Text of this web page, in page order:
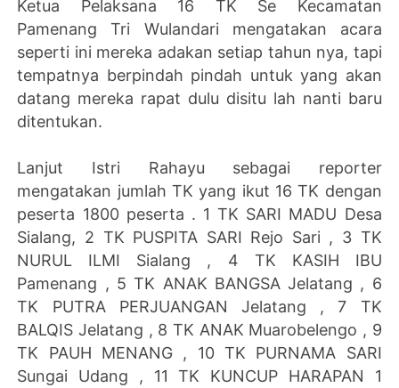
Ketua Pelaksana 16 TK Se Kecamatan
Pamenang Tri Wulandari mengatakan acara
seperti ini mereka adakan setiap tahun nya, tapi
tempatnya berpindah pindah untuk yang akan
datang mereka rapat dulu disitu lah nanti baru
ditentukan.
Lanjut Istri Rahayu sebagai reporter
mengatakan jumlah TK yang ikut 16 TK dengan
peserta 1800 peserta . 1 TK SARI MADU Desa
Sialang, 2 TK PUSPITA SARI Rejo Sari , 3 TK
NURUL ILMI Sialang , 4 TK KASIH IBU
Pamenang , 5 TK ANAK BANGSA Jelatang , 6
TK PUTRA PERJUANGAN Jelatang , 7 TK
BALQIS Jelatang , 8 TK ANAK Muarobelengo , 9
TK PAUH MENANG , 10 TK PURNAMA SARI
Sungai Udang , 11 TK KUNCUP HARAPAN 1